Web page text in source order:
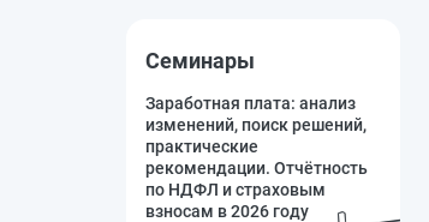
Семинары
Заработная плата: анализ
изменений, поиск решений,
практические
рекомендации. Отчётность
по НДФЛ и страховым
взносам в 2026 году